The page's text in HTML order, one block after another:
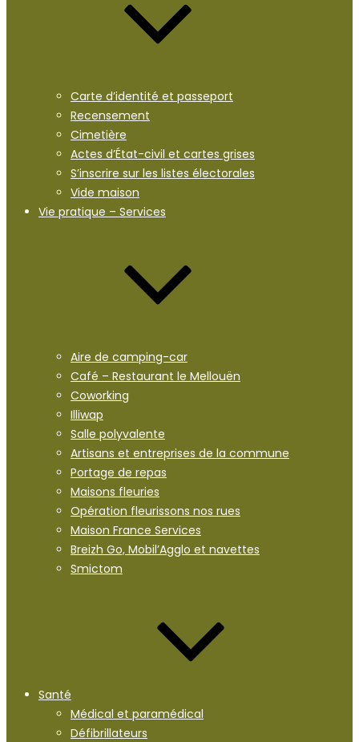
Carte d’identité et passeport
Recensement
Cimetière
Actes d’État-civil et cartes grises
S’inscrire sur les listes électorales
Vide maison
Vie pratique – Services
Aire de camping-car
Café – Restaurant le Mellouën
Coworking
Illiwap
Salle polyvalente
Artisans et entreprises de la commune
Portage de repas
Maisons fleuries
Opération fleurissons nos rues
Maison France Services
Breizh Go, Mobil’Agglo et navettes
Smictom
Santé
Médical et paramédical
Défibrillateurs